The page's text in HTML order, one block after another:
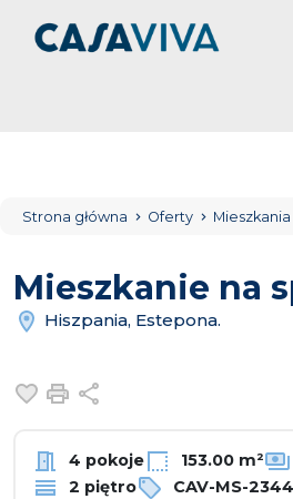
Strona główna Oferty Mieszkania
Mieszkanie na
Hiszpania, Estepona.
Dodaj do ulubionych
Drukuj
4 pokoje 153.00 m²
2 piętro
CAV-MS-2344